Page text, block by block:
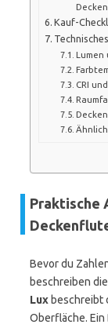
Kauf-
Lumen
CRI
Praktische
Bevor du
beschreiben
Lux beschreibt
Oberfläche.